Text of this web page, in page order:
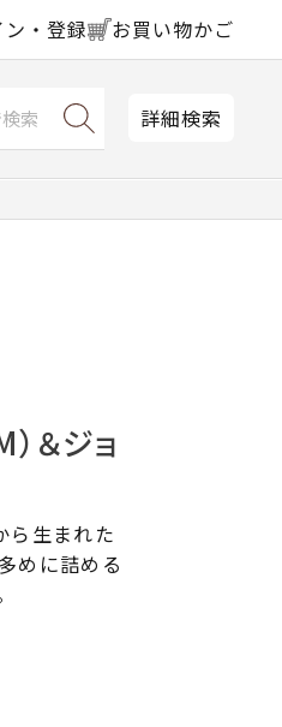
ン・登録 お買い物かご
詳細検索
＆ジョ
ら生まれた
めに詰める